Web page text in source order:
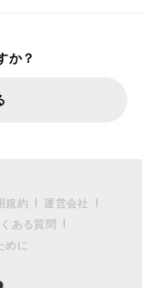
か？
規約
運営会社
ある質問
めに